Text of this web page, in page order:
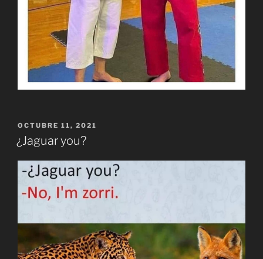
PUBLICADO
EL
OCTUBRE 11, 2021
¿Jaguar you?